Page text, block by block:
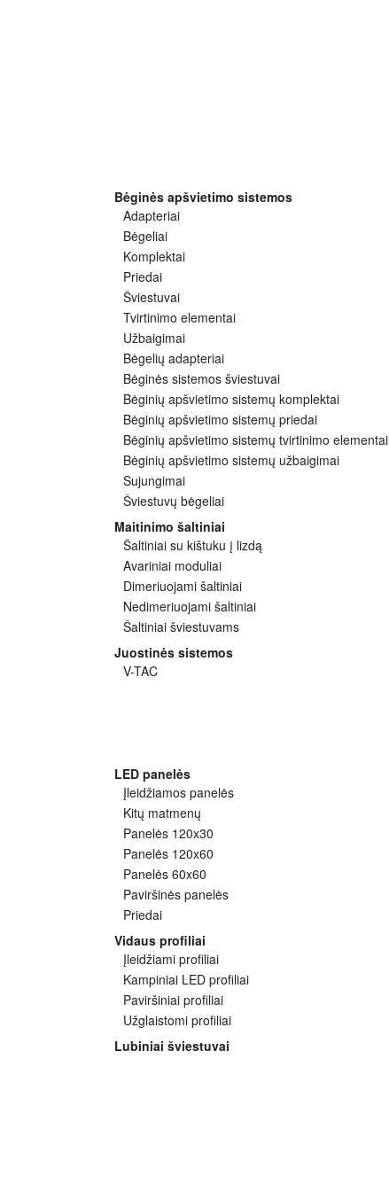
Bėginės apšvietimo sistemos
Adapteriai
Bėgeliai
Komplektai
Priedai
Šviestuvai
Tvirtinimo elementai
Užbaigimai
Bėgelių adapteriai
Bėginės sistemos šviestuvai
Bėginių apšvietimo sistemų komplektai
Bėginių apšvietimo sistemų priedai
Bėginių apšvietimo sistemų tvirtinimo elementai
Bėginių apšvietimo sistemų užbaigimai
Sujungimai
Šviestuvų bėgeliai
Maitinimo šaltiniai
Šaltiniai su kištuku į lizdą
Avariniai moduliai
Dimeriuojami šaltiniai
Nedimeriuojami šaltiniai
Šaltiniai šviestuvams
Juostinės sistemos
V-TAC
LED panelės
Įleidžiamos panelės
Kitų matmenų
Panelės 120x30
Panelės 120x60
Panelės 60x60
Paviršinės panelės
Priedai
Vidaus profiliai
Įleidžiami profiliai
Kampiniai LED profiliai
Paviršiniai profiliai
Užglaistomi profiliai
Lubiniai šviestuvai